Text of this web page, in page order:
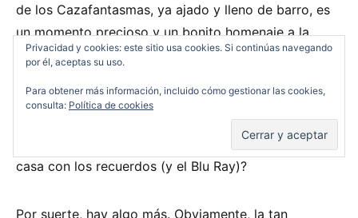
de los Cazafantasmas, ya ajado y lleno de barro, es
un momento precioso y un bonito homenaje a la
saga. Sin embargo, cuando un grupo de pequeños
que una nota del estudio les obligaba
contractualmente. Pero, ¿hay algo más que la
nostalgia en esta película o es mejor quedarse en
casa con los recuerdos (y el Blu Ray)?
Por suerte, hay algo más. Obviamente, la tan
Privacidad y cookies: este sitio usa cookies. Si continúas navegando
por él, aceptas su uso.
Para obtener más información, incluido cómo gestionar las cookies,
consulta: Política de cookies